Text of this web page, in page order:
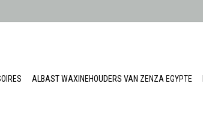
ALBAST WAXINEHOUDERS VAN ZENZA EGYPTE